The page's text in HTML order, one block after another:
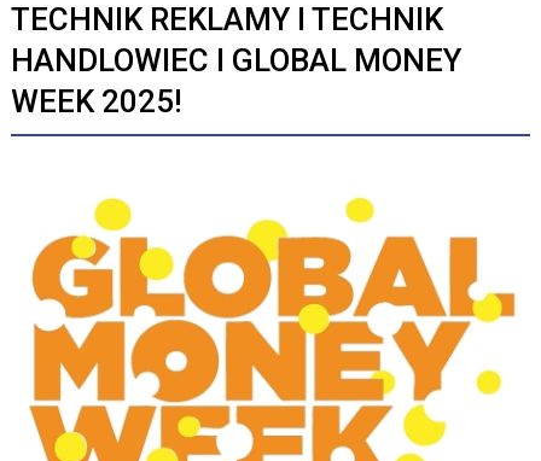
TECHNIK REKLAMY I TECHNIK
HANDLOWIEC I GLOBAL MONEY
WEEK 2025!